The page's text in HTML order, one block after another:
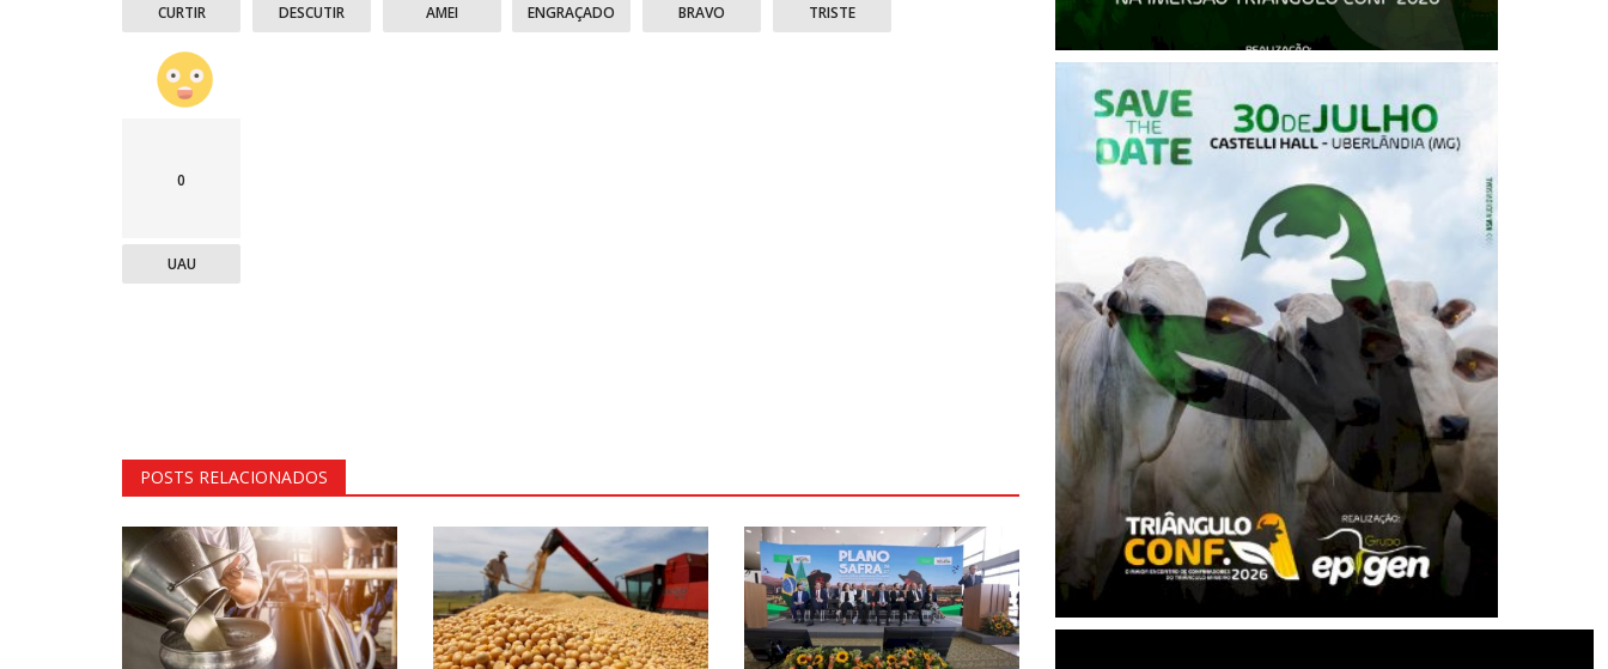
CURTIR DESCUTIR AMEI ENGRAÇADO BRAVO TRISTE
0
UAU
POSTS RELACIONADOS